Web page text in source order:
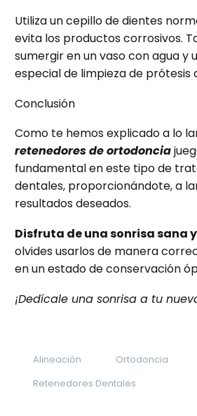
Utiliza un cepillo de dientes
evita los productos corrosivos.
sumergir en un vaso con agua y
especial de limpieza de prótesis
Conclusión
Como te hemos explicado a lo
retenedores de ortodoncia
fundamental en este tipo de
dentales, proporcionándote, a
resultados deseados.
Disfruta de una sonrisa sana
olvides usarlos de manera
en un estado de conservación
¡Dedícale una sonrisa a tu
Alineación
Ortodoncia
Retenedores Dentales